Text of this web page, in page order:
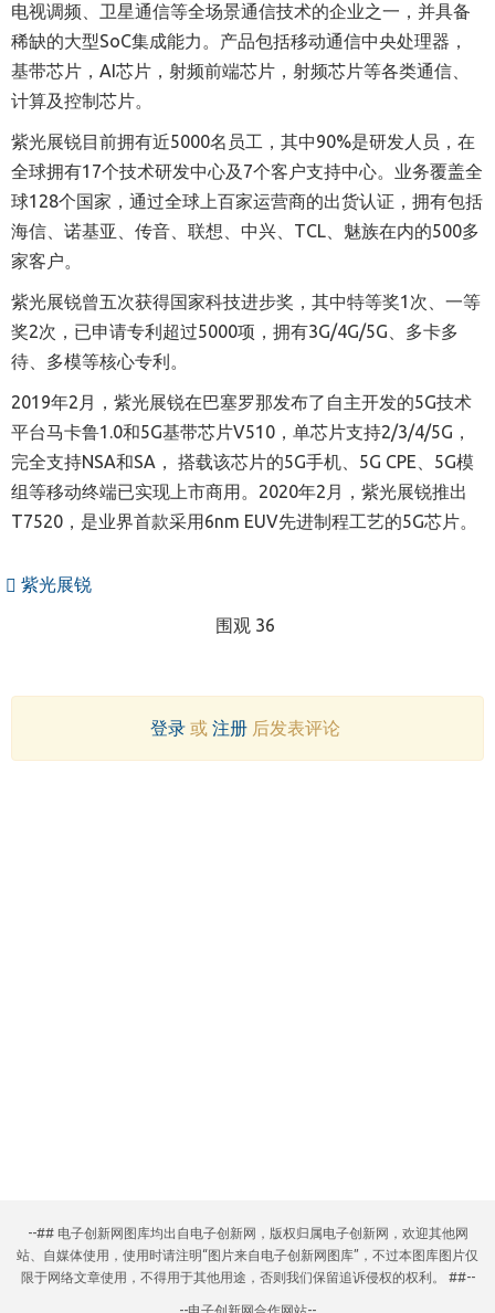
电视调频、卫星通信等全场景通信技术的企业之一，并具备
稀缺的大型SoC集成能力。产品包括移动通信中央处理器，
基带芯片，AI芯片，射频前端芯片，射频芯片等各类通信、
计算及控制芯片。
紫光展锐目前拥有近5000名员工，其中90%是研发人员，在
全球拥有17个技术研发中心及7个客户支持中心。业务覆盖全
球128个国家，通过全球上百家运营商的出货认证，拥有包括
海信、诺基亚、传音、联想、中兴、TCL、魅族在内的500多
家客户。
紫光展锐曾五次获得国家科技进步奖，其中特等奖1次、一等
奖2次，已申请专利超过5000项，拥有3G/4G/5G、多卡多
待、多模等核心专利。
2019年2月，紫光展锐在巴塞罗那发布了自主开发的5G技术
平台马卡鲁1.0和5G基带芯片V510，单芯片支持2/3/4/5G，
完全支持NSA和SA， 搭载该芯片的5G手机、5G CPE、5G模
组等移动终端已实现上市商用。2020年2月，紫光展锐推出
T7520，是业界首款采用6nm EUV先进制程工艺的5G芯片。
紫光展锐
围观 36
登录或 注册后发表评论
--## 电子创新网图库均出自电子创新网，版权归属电子创新网，欢迎其他网
站、自媒体使用，使用时请注明“图片来自电子创新网图库”，不过本图库图片仅
限于网络文章使用，不得用于其他用途，否则我们保留追诉侵权的权利。 ##--